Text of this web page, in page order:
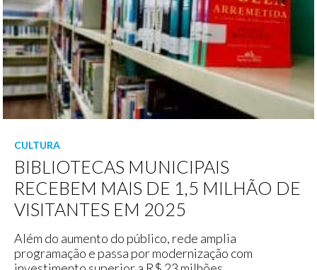
CULTURA
BIBLIOTECAS MUNICIPAIS
RECEBEM MAIS DE 1,5 MILHÃO DE
VISITANTES EM 2025
Além do aumento do público, rede amplia
programação e passa por modernização com